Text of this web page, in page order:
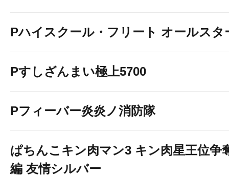
Pハイスクール・フリート オールスタ
Pすしざんまい極上5700
Pフィーバー炎炎ノ消防隊
ぱちんこキン肉マン3 キン肉星王位争
編 友情シルバー